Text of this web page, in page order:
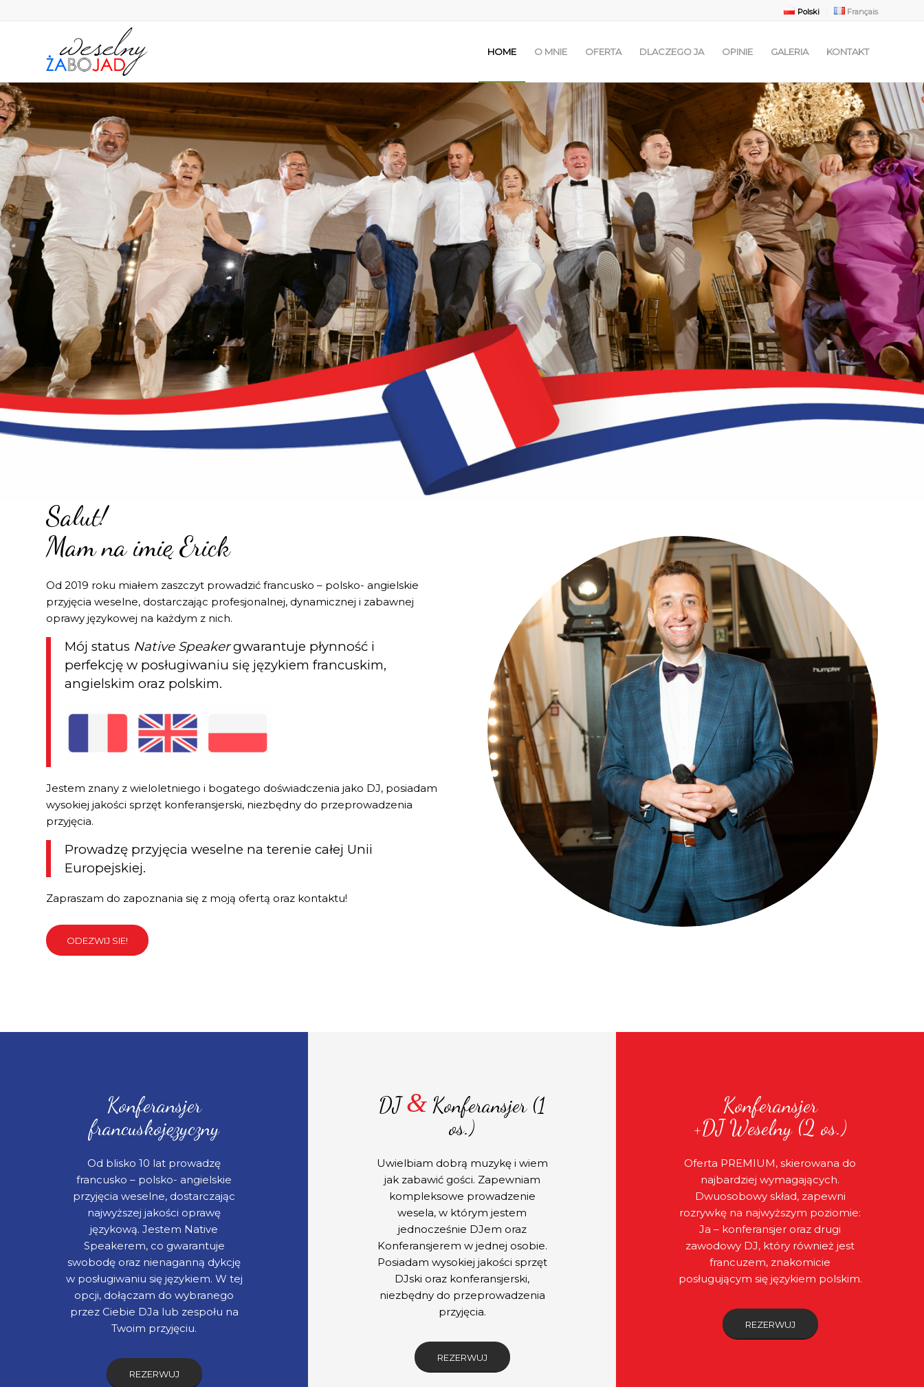
Polski Français
HOME O MNIE OFERTA DLACZEGO JA OPINIE GALERIA KONTAKT
Salut!
Mam na imię Erick
Od 2019 roku miałem zaszczyt prowadzić francusko – polsko- angielskie
przyjęcia weselne, dostarczając profesjonalnej, dynamicznej i zabawnej
oprawy językowej na każdym z nich.
Mój status Native Speakergwarantuje płynność i
perfekcję w posługiwaniu się językiem francuskim,
angielskim oraz polskim.
Jestem znany z wieloletniego i bogatego doświadczenia jako DJ, posiadam
wysokiej jakości sprzęt konferansjerski, niezbędny do przeprowadzenia
przyjęcia.
Prowadzę przyjęcia weselne na terenie całej Unii
Europejskiej.
Zapraszam do zapoznania się z moją ofertą oraz kontaktu!
ODEZWIJ SIE!
Konferansjer
francuskojęzyczny
Od blisko 10 lat prowadzę
francusko – polsko- angielskie
przyjęcia weselne, dostarczając
najwyższej jakości oprawę
językową. Jestem Native
Speakerem, co gwarantuje
swobodę oraz nienaganną dykcję
w posługiwaniu się językiem. W tej
opcji, dołączam do wybranego
przez Ciebie DJa lub zespołu na
Twoim przyjęciu.
REZERWUJ
DJ& Konferansjer (1
os.)
Uwielbiam dobrą muzykę i wiem
jak zabawić gości. Zapewniam
kompleksowe prowadzenie
wesela, w którym jestem
jednocześnie DJem oraz
Konferansjerem w jednej osobie.
Posiadam wysokiej jakości sprzęt
DJski oraz konferansjerski,
niezbędny do przeprowadzenia
przyjęcia.
REZERWUJ
Konferansjer
+DJ Weselny (2 os.)
Oferta PREMIUM, skierowana do
najbardziej wymagających.
Dwuosobowy skład, zapewni
rozrywkę na najwyższym poziomie:
Ja – konferansjer oraz drugi
zawodowy DJ, który również jest
francuzem, znakomicie
posługującym się językiem polskim.
REZERWUJ